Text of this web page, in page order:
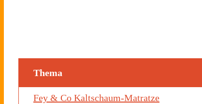
Thema
Fey & Co Kaltschaum-Matratze